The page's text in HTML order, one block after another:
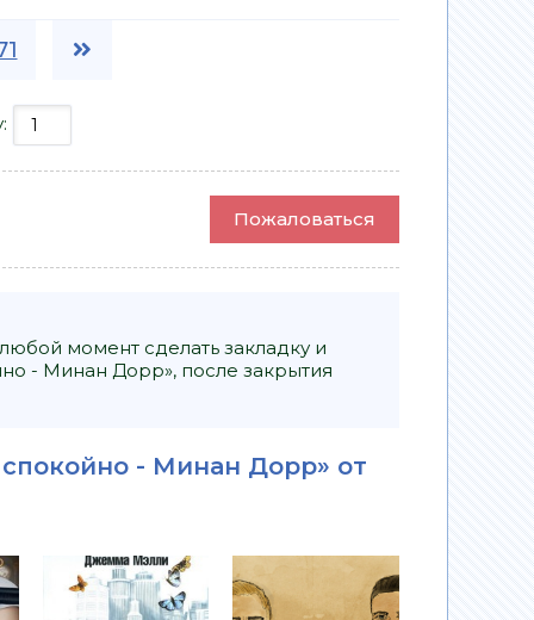
Пожаловаться
момент сделать закладку и
- Минан Дорр», после закрытия
- Минан Дорр» от